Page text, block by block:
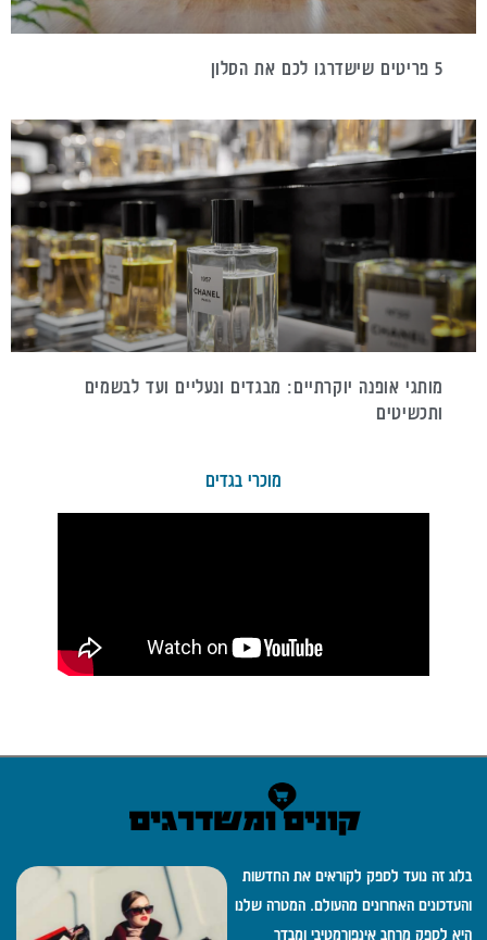
5 פריטים שישדרגו לכם את הסלון
מותגי אופנה יוקרתיים: מבגדים ונעליים ועד לבשמים
ותכשיטים
מוכרי בגדים
בלוג זה נועד לספק לקוראים את החדשות
והעדכונים האחרונים מהעולם. המטרה שלנו
היא לספק מרחב אינפורמטיבי ומבדר